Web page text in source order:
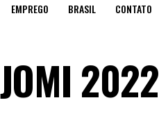
EMPREGO BRASIL CONTATO
2022